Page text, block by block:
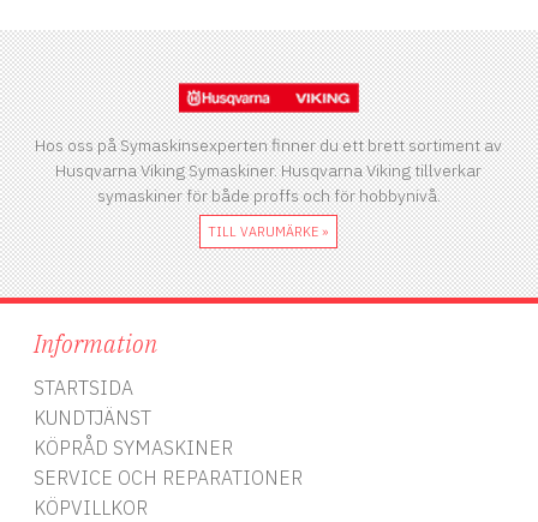
Hos oss på Symaskinsexperten finner du ett brett sortiment av
Husqvarna Viking Symaskiner. Husqvarna Viking tillverkar
symaskiner för både proffs och för hobbynivå.
TILL VARUMÄRKE »
Information
STARTSIDA
KUNDTJÄNST
KÖPRÅD SYMASKINER
SERVICE OCH REPARATIONER
KÖPVILLKOR